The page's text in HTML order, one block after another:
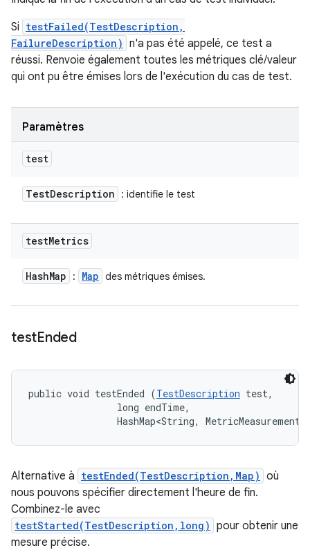
Si testFailed(TestDescription,
FailureDescription) n'a pas été appelé, ce test a
réussi. Renvoie également toutes les métriques clé/valeur
qui ont pu être émises lors de l'exécution du cas de test.
Paramètres
test
TestDescription : identifie le test
testMetrics
HashMap : Map des métriques émises.
testEnded
public void testEnded (TestDescription test,
                long endTime,
HashMap<String,
Alternative à testEnded(TestDescription,Map) où
nous pouvons spécifier directement l'heure de fin.
Combinez-le avec
testStarted(TestDescription,long) pour obtenir une
mesure précise.